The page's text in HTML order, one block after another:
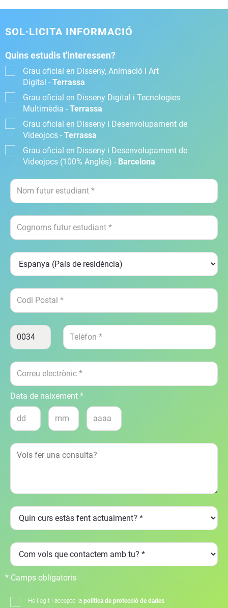
SOL·LICITA INFORMACIÓ
Quins estudis t'interessen?
Grau oficial en Disseny, Animació i Art
Digital - Terrassa
Grau oficial en Disseny Digital i Tecnologies
Multimèdia - Terrassa
Grau oficial en Disseny i Desenvolupament de
Videojocs - Terrassa
Grau oficial en Disseny i Desenvolupament de
Videojocs (100% Anglès) - Barcelona
Data de naixement *
* Camps obligatoris
He llegit i accepto la política de protecció de dades